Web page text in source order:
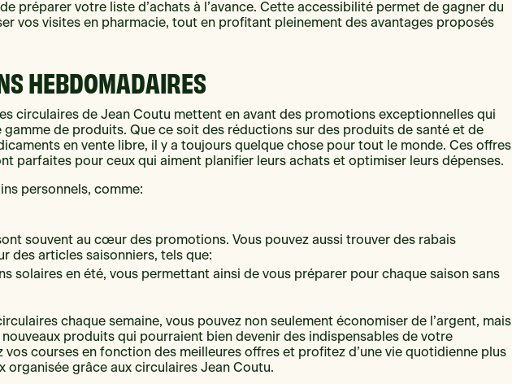
préparer votre liste d’achats à l’avance. Cette accessibilité permet de gagner du
vos visites en pharmacie, tout en profitant pleinement des avantages proposés
HEBDOMADAIRES
circulaires de Jean Coutu mettent en avant des promotions exceptionnelles qui
gamme de produits. Que ce soit des réductions sur des produits de santé et de
en vente libre, il y a toujours quelque chose pour tout le monde. Ces offres
parfaites pour ceux qui aiment planifier leurs achats et optimiser leurs dépenses.
personnels, comme:
souvent au cœur des promotions. Vous pouvez aussi trouver des rabais
des articles saisonniers, tels que:
solaires en été, vous permettant ainsi de vous préparer pour chaque saison sans
chaque semaine, vous pouvez non seulement économiser de l’argent, mais
produits qui pourraient bien devenir des indispensables de votre
vos courses en fonction des meilleures offres et profitez d’une vie quotidienne plus
organisée grâce aux circulaires Jean Coutu.